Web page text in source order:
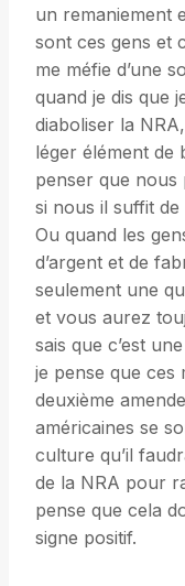
un remaniement
sont ces gens et
me méfie d’une
quand je dis que
diaboliser la
léger élément de
penser que
si nous il suffit
Ou quand les
d’argent et de
seulement une
et vous aurez
sais que c’est
je pense que ces
deuxième
américaines se
culture qu’il
de la NRA pour
pense que cela
signe positif.